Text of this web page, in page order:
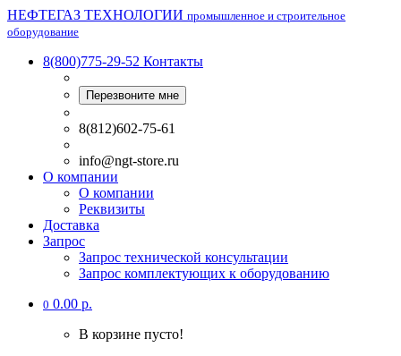
НЕФТЕГАЗ ТЕХНОЛОГИИ промышленное и строительное
оборудование
8(800)775-29-52 Контакты
Перезвоните мне
8(812)602-75-61
info@ngt-store.ru
О компании
О компании
Реквизиты
Доставка
Запрос
Запрос технической консультации
Запрос комплектующих к оборудованию
0 0.00 р.
В корзине пусто!